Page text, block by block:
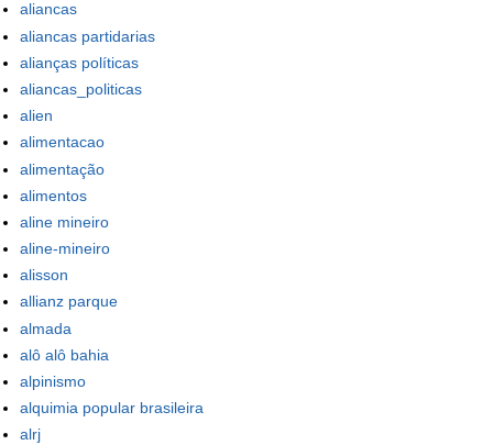
aliancas
aliancas partidarias
alianças políticas
aliancas_politicas
alien
alimentacao
alimentação
alimentos
aline mineiro
aline-mineiro
alisson
allianz parque
almada
alô alô bahia
alpinismo
alquimia popular brasileira
alrj